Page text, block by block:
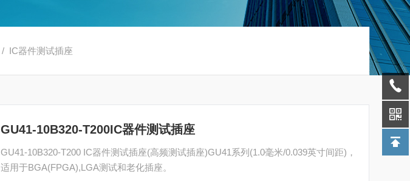
/ IC器件测试插座
GU41-10B320-T200IC器件测试插座
GU41-10B320-T200 IC器件测试插座(高频测试插座)GU41系列(1.0毫米/0.039英寸间距)，
适用于BGA(FPGA),LGA测试和老化插座。